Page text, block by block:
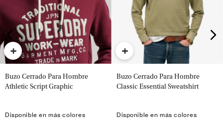
+
Buzo Cerrado Para Hombre
Athletic Script Graphic
Disponible en más colores
+
Buzo Cerrado Para Hombre
Classic Essential Sweatshirt
Disponible en más colores